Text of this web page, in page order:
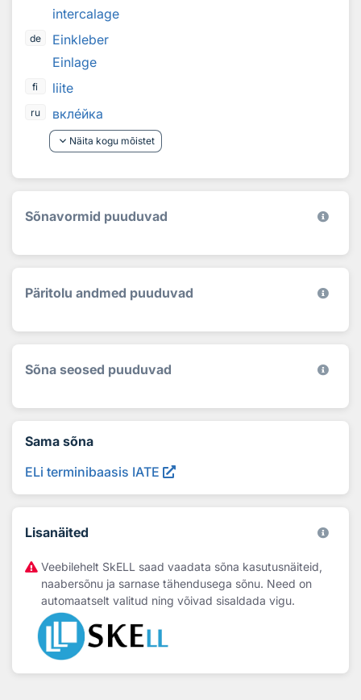
intercalage
de
Einkleber
Einlage
fi liite
ru вклейка
keyboard_arrow_down Näita kogu mõistet
Sõnavormid puuduvad
Päritolu andmed puuduvad
Sõna seosed puuduvad
Sama sõna
ELi terminibaasis IATE
Lisanäited
Veebilehelt SkELL saad vaadata sõna kasutusnäiteid,
naabersõnu ja sarnase tähendusega sõnu. Need on
automaatselt valitud ning võivad sisaldada vigu.